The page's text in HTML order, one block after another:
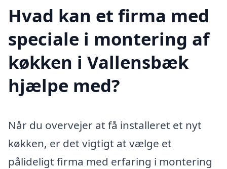
Hvad kan et firma med
speciale i montering af
køkken i Vallensbæk
hjælpe med?
Når du overvejer at få installeret et nyt
køkken, er det vigtigt at vælge et
pålideligt firma med erfaring i montering